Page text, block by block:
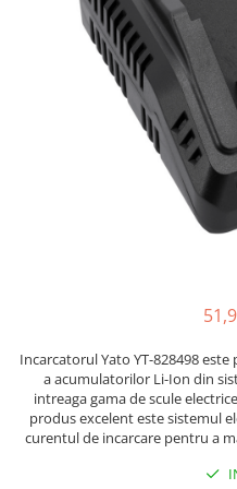
Termometre
Camere Termoviziune
Clesti Autoblocanti
Menghine
Clesti Electrician 1000V
Surubelnite Electrician 1000V
MVAVA
OPTO-EDU
PIERGIACOMI
Incarcatorul Yato YT-828498
a acumulatorilor Li-Ion din
intreaga gama de scule
produs excelent este sistemul
curentul de incarcare pentru a